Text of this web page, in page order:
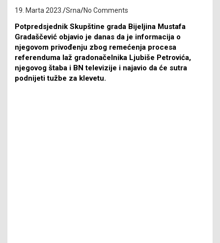
19. Marta 2023. Srna No Comments
Potpredsjednik Skupštine grada Bijeljina Mustafa
Gradaščević objavio je danas da je informacija o
njegovom privođenju zbog remećenja procesa
referenduma laž gradonačelnika Ljubiše Petrovića,
njegovog štaba i BN televizije i najavio da će sutra
podnijeti tužbe za klevetu.